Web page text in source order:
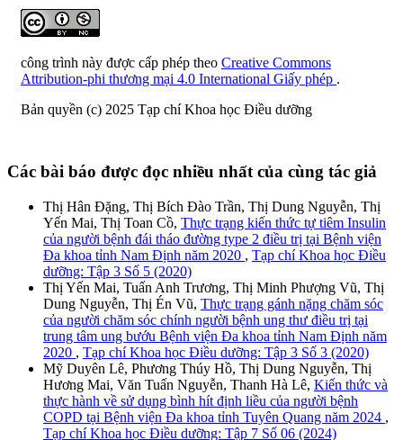
công trình này được cấp phép theo Creative Commons
Attribution-phi thương mại 4.0 International Giấy phép .
Bản quyền (c) 2025 Tạp chí Khoa học Điều dưỡng
Các bài báo được đọc nhiều nhất của cùng tác giả
Thị Hân Đặng, Thị Bích Đào Trần, Thị Dung Nguyễn, Thị
Yến Mai, Thị Toan Cồ, Thực trạng kiến thức tự tiêm Insulin
của người bệnh đái tháo đường type 2 điều trị tại Bệnh viện
Đa khoa tỉnh Nam Định năm 2020 , Tạp chí Khoa học Điều
dưỡng: Tập 3 Số 5 (2020)
Thị Yến Mai, Tuấn Anh Trương, Thị Minh Phượng Vũ, Thị
Dung Nguyễn, Thị Én Vũ, Thực trạng gánh nặng chăm sóc
của người chăm sóc chính người bệnh ung thư điều trị tại
trung tâm ung bướu Bệnh viện Đa khoa tỉnh Nam Định năm
2020 , Tạp chí Khoa học Điều dưỡng: Tập 3 Số 3 (2020)
Mỹ Duyên Lê, Phương Thúy Hồ, Thị Dung Nguyễn, Thị
Hương Mai, Văn Tuấn Nguyễn, Thanh Hà Lê, Kiến thức và
thực hành về sử dụng bình hít định liều của người bệnh
COPD tại Bệnh viện Đa khoa tỉnh Tuyên Quang năm 2024 ,
Tạp chí Khoa học Điều dưỡng: Tập 7 Số 06 (2024)